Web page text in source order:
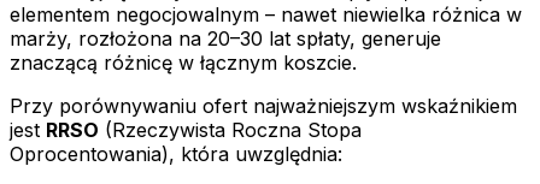
elementem negocjowalnym – nawet niewielka różnica w
marży, rozłożona na 20–30 lat spłaty, generuje
znaczącą różnicę w łącznym koszcie.
Przy porównywaniu ofert najważniejszym wskaźnikiem
jest RRSO (Rzeczywista Roczna Stopa
Oprocentowania), która uwzględnia: